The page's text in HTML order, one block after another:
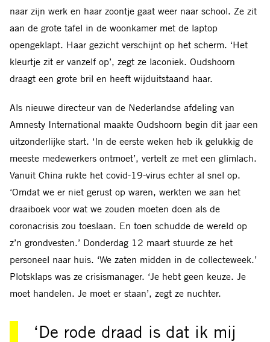
naar zijn werk en haar zoontje gaat weer naar school. Ze zit
aan de grote tafel in de woonkamer met de laptop
opengeklapt. Haar gezicht verschijnt op het scherm. ‘Het
kleurtje zit er vanzelf op’, zegt ze laconiek. Oudshoorn
draagt een grote bril en heeft wijduitstaand haar.
Als nieuwe directeur van de Nederlandse afdeling van
Amnesty International maakte Oudshoorn begin dit jaar een
uitzonderlijke start. ‘In de eerste weken heb ik gelukkig de
meeste medewerkers ontmoet’, vertelt ze met een glimlach.
Vanuit China rukte het covid-19-virus echter al snel op.
‘Omdat we er niet gerust op waren, werkten we aan het
draaiboek voor wat we zouden moeten doen als de
coronacrisis zou toeslaan. En toen schudde de wereld op
z’n grondvesten.’ Donderdag 12 maart stuurde ze het
personeel naar huis. ‘We zaten midden in de collecteweek.’
Plotsklaps was ze crisismanager. ‘Je hebt geen keuze. Je
moet handelen. Je moet er staan’, zegt ze nuchter.
‘De rode draad is dat ik mij